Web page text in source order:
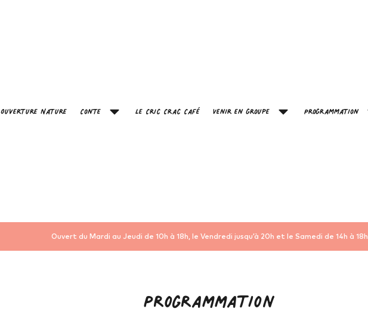
Ouverture Nature Conte Le Cric Crac Café Venir en groupe Programmation
Ouvert du Mardi au Jeudi de 10h à 18h, le Vendredi jusqu’à 20h et le Samedi de 14h à 18h
Programmation